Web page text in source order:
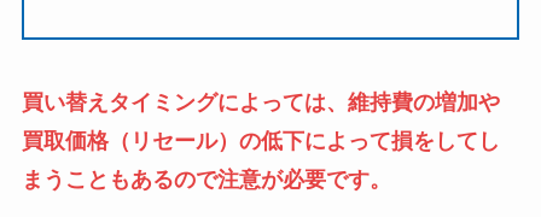
買い替えタイミングによっては、維持費の増加や
買取価格（リセール）の低下によって損をしてし
まうこともあるので注意が必要です。